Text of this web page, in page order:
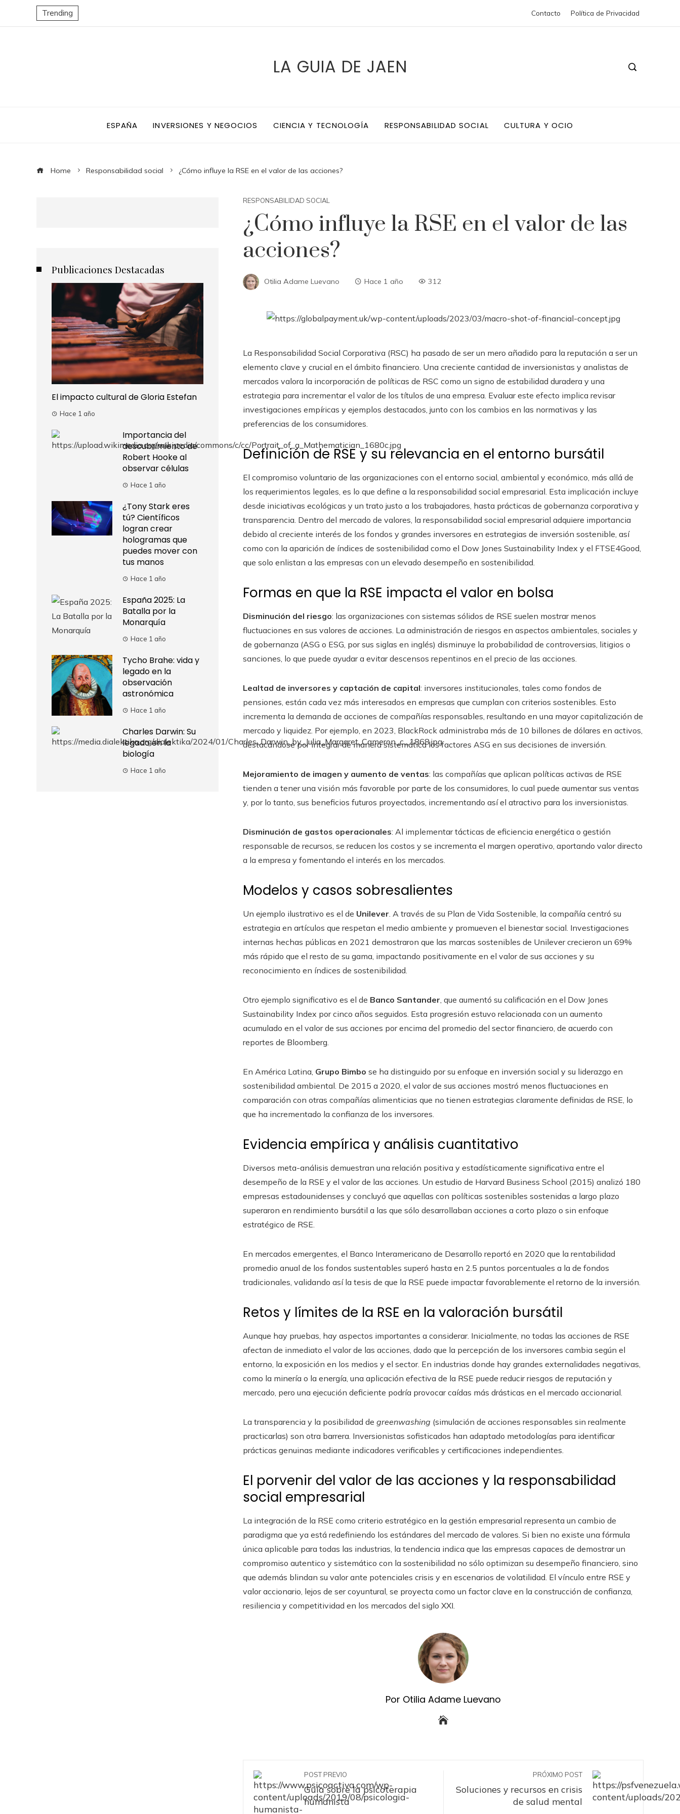
Trending Contacto Política de Privacidad
LA GUIA DE JAEN
ESPAÑA INVERSIONES Y NEGOCIOS CIENCIA Y TECNOLOGÍA RESPONSABILIDAD SOCIAL CULTURA Y OCIO
Home Responsabilidad social ¿Cómo influye la RSE en el valor de las acciones?
RESPONSABILIDAD SOCIAL
¿Cómo influye la RSE en el valor de las
acciones?
Otilia Adame Luevano Hace 1 año 312
La Responsabilidad Social Corporativa (RSC) ha pasado de ser un mero añadido para la reputación a ser un
elemento clave y crucial en el ámbito financiero. Una creciente cantidad de inversionistas y analistas de
mercados valora la incorporación de políticas de RSC como un signo de estabilidad duradera y una
estrategia para incrementar el valor de los títulos de una empresa. Evaluar este efecto implica revisar
investigaciones empíricas y ejemplos destacados, junto con los cambios en las normativas y las
preferencias de los consumidores.
Definición de RSE y su relevancia en el entorno bursátil
El compromiso voluntario de las organizaciones con el entorno social, ambiental y económico, más allá de
los requerimientos legales, es lo que define a la responsabilidad social empresarial. Esta implicación incluye
desde iniciativas ecológicas y un trato justo a los trabajadores, hasta prácticas de gobernanza corporativa y
transparencia. Dentro del mercado de valores, la responsabilidad social empresarial adquiere importancia
debido al creciente interés de los fondos y grandes inversores en estrategias de inversión sostenible, así
como con la aparición de índices de sostenibilidad como el Dow Jones Sustainability Index y el FTSE4Good,
que solo enlistan a las empresas con un elevado desempeño en sostenibilidad.
Formas en que la RSE impacta el valor en bolsa
Disminución del riesgo: las organizaciones con sistemas sólidos de RSE suelen mostrar menos
fluctuaciones en sus valores de acciones. La administración de riesgos en aspectos ambientales, sociales y
de gobernanza (ASG o ESG, por sus siglas en inglés) disminuye la probabilidad de controversias, litigios o
sanciones, lo que puede ayudar a evitar descensos repentinos en el precio de las acciones.
Lealtad de inversores y captación de capital: inversores institucionales, tales como fondos de
pensiones, están cada vez más interesados en empresas que cumplan con criterios sostenibles. Esto
incrementa la demanda de acciones de compañías responsables, resultando en una mayor capitalización de
mercado y liquidez. Por ejemplo, en 2023, BlackRock administraba más de 10 billones de dólares en activos,
destacándose por integrar de manera sistemática los factores ASG en sus decisiones de inversión.
Mejoramiento de imagen y aumento de ventas: las compañías que aplican políticas activas de RSE
tienden a tener una visión más favorable por parte de los consumidores, lo cual puede aumentar sus ventas
y, por lo tanto, sus beneficios futuros proyectados, incrementando así el atractivo para los inversionistas.
Disminución de gastos operacionales: Al implementar tácticas de eficiencia energética o gestión
responsable de recursos, se reducen los costos y se incrementa el margen operativo, aportando valor directo
a la empresa y fomentando el interés en los mercados.
Modelos y casos sobresalientes
Un ejemplo ilustrativo es el de Unilever. A través de su Plan de Vida Sostenible, la compañía centró su
estrategia en artículos que respetan el medio ambiente y promueven el bienestar social. Investigaciones
internas hechas públicas en 2021 demostraron que las marcas sostenibles de Unilever crecieron un 69%
más rápido que el resto de su gama, impactando positivamente en el valor de sus acciones y su
reconocimiento en índices de sostenibilidad.
Otro ejemplo significativo es el de Banco Santander, que aumentó su calificación en el Dow Jones
Sustainability Index por cinco años seguidos. Esta progresión estuvo relacionada con un aumento
acumulado en el valor de sus acciones por encima del promedio del sector financiero, de acuerdo con
reportes de Bloomberg.
En América Latina, Grupo Bimbo se ha distinguido por su enfoque en inversión social y su liderazgo en
sostenibilidad ambiental. De 2015 a 2020, el valor de sus acciones mostró menos fluctuaciones en
comparación con otras compañías alimenticias que no tienen estrategias claramente definidas de RSE, lo
que ha incrementado la confianza de los inversores.
Evidencia empírica y análisis cuantitativo
Diversos meta-análisis demuestran una relación positiva y estadísticamente significativa entre el
desempeño de la RSE y el valor de las acciones. Un estudio de Harvard Business School (2015) analizó 180
empresas estadounidenses y concluyó que aquellas con políticas sostenibles sostenidas a largo plazo
superaron en rendimiento bursátil a las que sólo desarrollaban acciones a corto plazo o sin enfoque
estratégico de RSE.
En mercados emergentes, el Banco Interamericano de Desarrollo reportó en 2020 que la rentabilidad
promedio anual de los fondos sustentables superó hasta en 2.5 puntos porcentuales a la de fondos
tradicionales, validando así la tesis de que la RSE puede impactar favorablemente el retorno de la inversión.
Retos y límites de la RSE en la valoración bursátil
Aunque hay pruebas, hay aspectos importantes a considerar. Inicialmente, no todas las acciones de RSE
afectan de inmediato el valor de las acciones, dado que la percepción de los inversores cambia según el
entorno, la exposición en los medios y el sector. En industrias donde hay grandes externalidades negativas,
como la minería o la energía, una aplicación efectiva de la RSE puede reducir riesgos de reputación y
mercado, pero una ejecución deficiente podría provocar caídas más drásticas en el mercado accionarial.
La transparencia y la posibilidad de greenwashing (simulación de acciones responsables sin realmente
practicarlas) son otra barrera. Inversionistas sofisticados han adaptado metodologías para identificar
prácticas genuinas mediante indicadores verificables y certificaciones independientes.
El porvenir del valor de las acciones y la responsabilidad
social empresarial
La integración de la RSE como criterio estratégico en la gestión empresarial representa un cambio de
paradigma que ya está redefiniendo los estándares del mercado de valores. Si bien no existe una fórmula
única aplicable para todas las industrias, la tendencia indica que las empresas capaces de demostrar un
compromiso autentico y sistemático con la sostenibilidad no sólo optimizan su desempeño financiero, sino
que además blindan su valor ante potenciales crisis y en escenarios de volatilidad. El vínculo entre RSE y
valor accionario, lejos de ser coyuntural, se proyecta como un factor clave en la construcción de confianza,
resiliencia y competitividad en los mercados del siglo XXI.
Por Otilia Adame Luevano
POST PREVIO
Guía sobre la psicoterapia
humanista
PRÓXIMO POST
Soluciones y recursos en crisis
de salud mental
Publicaciones Destacadas
El impacto cultural de Gloria Estefan
Hace 1 año
Importancia del
descubrimiento de
Robert Hooke al
observar células
Hace 1 año
¿Tony Stark eres
tú? Científicos
logran crear
hologramas que
puedes mover con
tus manos
Hace 1 año
España 2025: La
Batalla por la
Monarquía
Hace 1 año
Tycho Brahe: vida y
legado en la
observación
astronómica
Hace 1 año
Charles Darwin: Su
legado en la
biología
Hace 1 año